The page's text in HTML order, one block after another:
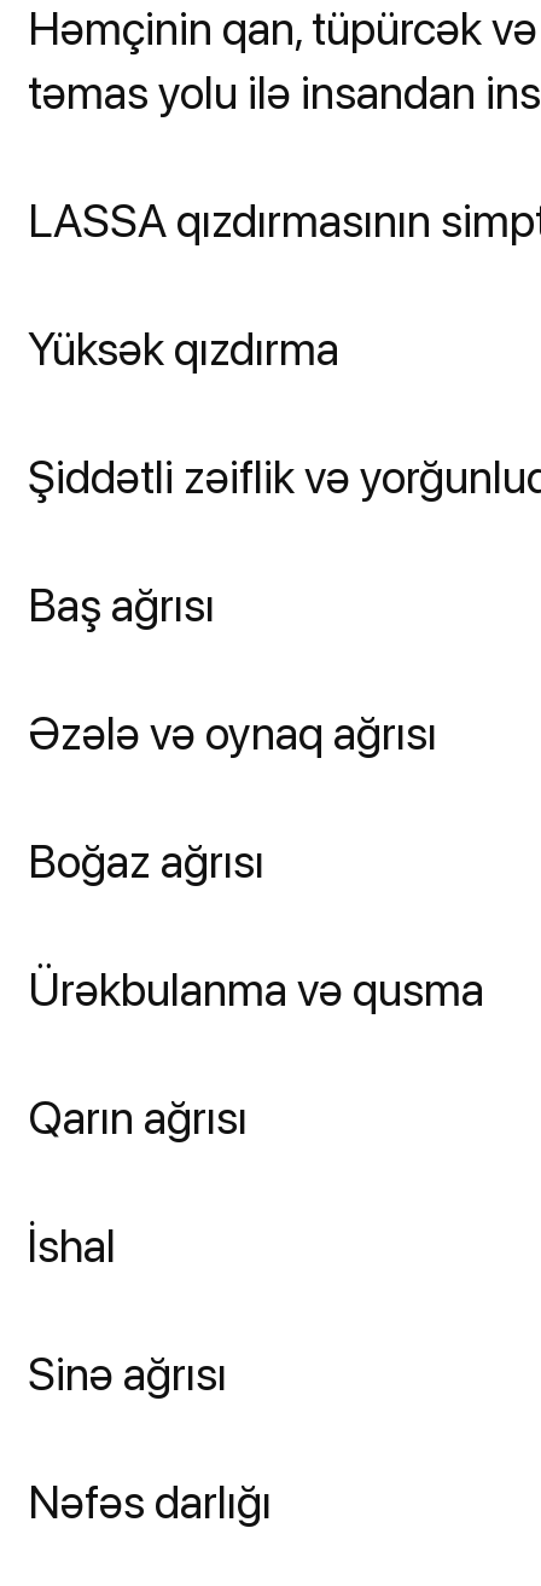
Həmçinin qan, tüpürcək
təmas yolu ilə insandan
LASSA qızdırmasının
Yüksək qızdırma
Şiddətli zəiflik və
Baş ağrısı
Əzələ və oynaq ağrısı
Boğaz ağrısı
Ürəkbulanma və qusma
Qarın ağrısı
İshal
Sinə ağrısı
Nəfəs darlığı